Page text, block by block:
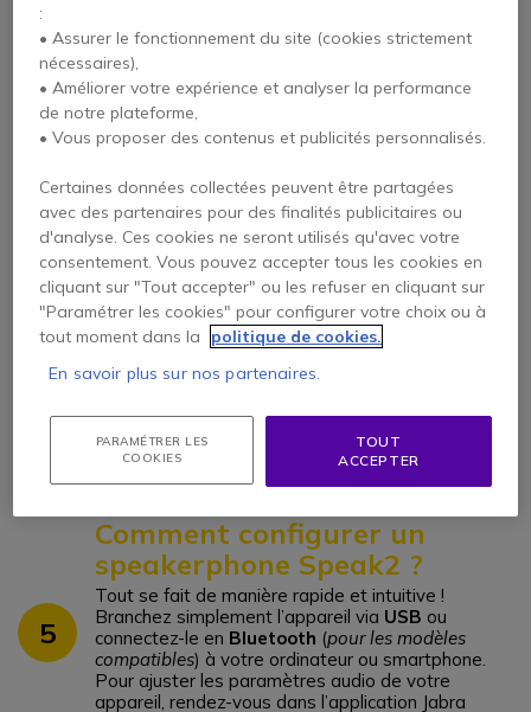
3
de visioconférence ?
Oui, les solutions Jabra sont compatibles avec les
logiciels courants tels queMicrosoft Teams,
Zoom, et Google Meet
simplification d’intégration. Cependant, certains
plateformes afin d’offrir une meilleure expérience
utilisateur sur cette dernière.
4
Les appareils Jabra
nécessitent-ils des mises à
jour ?
Oui, nous vous recommandons d’effectuer
Jabra Direct. Vous profiterez ainsi des dernières
fonctionnalités disponibles et d’une performance
optimale de vos équipements.
5
Comment configurer un
speakerphone Speak2 ?
Tout se fait de manière rapide et intuitive !
Branchez simplement l’appareil via USB ou
connectez-le en Bluetooth (pour les modèles
compatibles) à votre ordinateur ou smartphone.
Pour ajuster les paramètres audio de votre
appareil, rendez-vous dans l’application Jabra
:
• Assurer le fonctionnement du site (cookies strictement
nécessaires),
• Améliorer votre expérience et analyser la performance
de notre plateforme,
• Vous proposer des contenus et publicités personnalisés.
Certaines données collectées peuvent être partagées
avec des partenaires pour des finalités publicitaires ou
d'analyse. Ces cookies ne seront utilisés qu'avec votre
consentement. Vous pouvez accepter tous les cookies en
cliquant sur "Tout accepter" ou les refuser en cliquant sur
"Paramétrer les cookies" pour configurer votre choix ou à
tout moment dans la
politique de cookies.
En savoir plus sur nos partenaires.
PARAMÉTRER LES
COOKIES
TOUT
ACCEPTER